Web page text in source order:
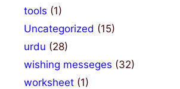
tools (1)
Uncategorized (15)
urdu (28)
wishing messeges (32)
worksheet (1)